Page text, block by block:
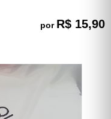
por R$ 15,90